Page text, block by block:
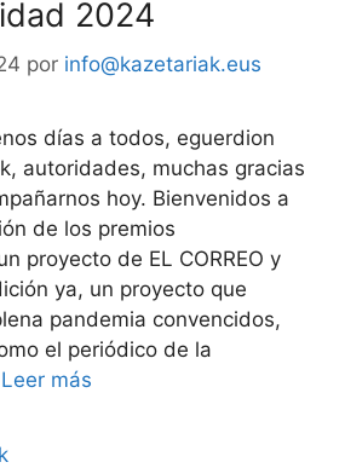
2024
por info@kazetariak.eus
días a todos, eguerdion
autoridades, muchas gracias
hoy. Bienvenidos a
de los premios
proyecto de EL CORREO y
ya, un proyecto que
pandemia convencidos,
el periódico de la
Leer más